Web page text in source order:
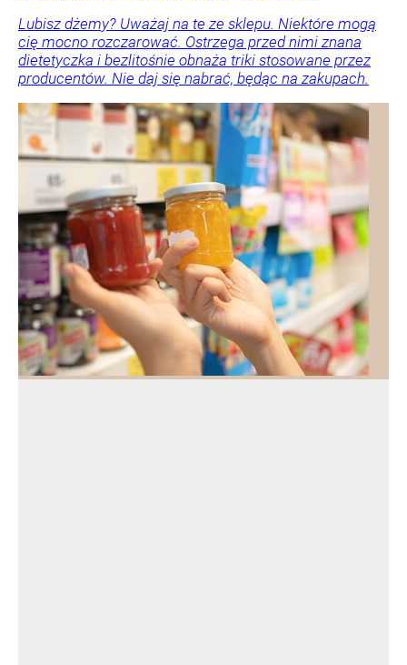
Lubisz dżemy? Uważaj na te ze sklepu. Niektóre mogą
cię mocno rozczarować. Ostrzega przed nimi znana
dietetyczka i bezlitośnie obnaża triki stosowane przez
producentów. Nie daj się nabrać, będąc na zakupach.